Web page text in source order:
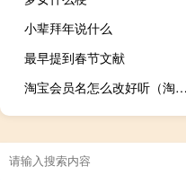
小辈拜年说什么
最早提到春节文献
淘宝会员名怎么改好听（淘宝会员名怎么改）